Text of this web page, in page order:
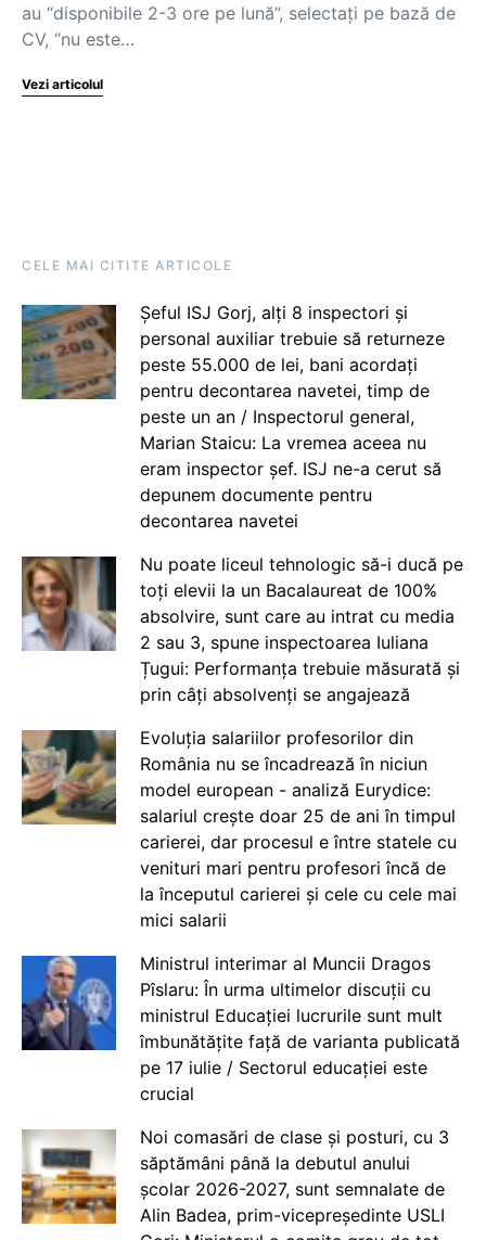
au “disponibile 2-3 ore pe lună”, selectați pe bază de
CV, “nu este…
Vezi articolul
CELE MAI CITITE ARTICOLE
Șeful ISJ Gorj, alți 8 inspectori și
personal auxiliar trebuie să returneze
peste 55.000 de lei, bani acordați
pentru decontarea navetei, timp de
peste un an / Inspectorul general,
Marian Staicu: La vremea aceea nu
eram inspector șef. ISJ ne-a cerut să
depunem documente pentru
decontarea navetei
Nu poate liceul tehnologic să-i ducă pe
toți elevii la un Bacalaureat de 100%
absolvire, sunt care au intrat cu media
2 sau 3, spune inspectoarea Iuliana
Țugui: Performanța trebuie măsurată și
prin câți absolvenți se angajează
Evoluția salariilor profesorilor din
România nu se încadrează în niciun
model european - analiză Eurydice:
salariul crește doar 25 de ani în timpul
carierei, dar procesul e între statele cu
venituri mari pentru profesori încă de
la începutul carierei și cele cu cele mai
mici salarii
Ministrul interimar al Muncii Dragos
Pîslaru: În urma ultimelor discuții cu
ministrul Educației lucrurile sunt mult
îmbunătățite față de varianta publicată
pe 17 iulie / Sectorul educației este
crucial
Noi comasări de clase și posturi, cu 3
săptămâni până la debutul anului
școlar 2026-2027, sunt semnalate de
Alin Badea, prim-vicepreședinte USLI